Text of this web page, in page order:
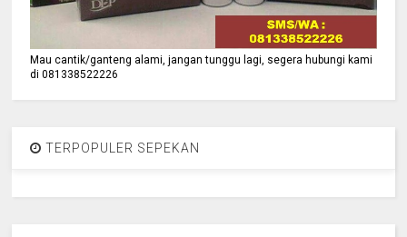
Mau cantik/ganteng alami, jangan tunggu lagi, segera hubungi kami
di 081338522226
TERPOPULER SEPEKAN